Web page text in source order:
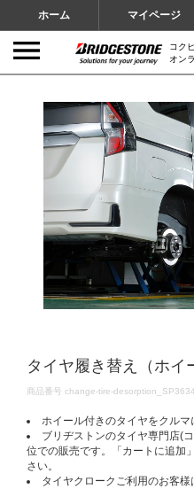
ホーム マイページ
コク
オン
タイヤ履き替え（ホイ
DETAILS
商品番号 change-tire-
ホイール付きのタイヤをクルマ
ブリヂストンのタイヤ専門店(
位での販売です。「カートに追加
さい。
タイヤクロークご利用のお客